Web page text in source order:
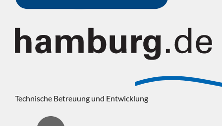
Technische Betreuung und Entwicklung